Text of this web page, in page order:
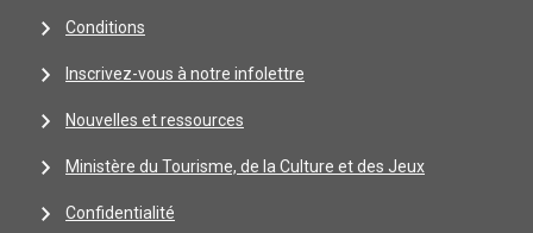
Conditions
Inscrivez-vous à notre infolettre
Nouvelles et ressources
Ministère du Tourisme, de la Culture et des Jeux
Confidentialité